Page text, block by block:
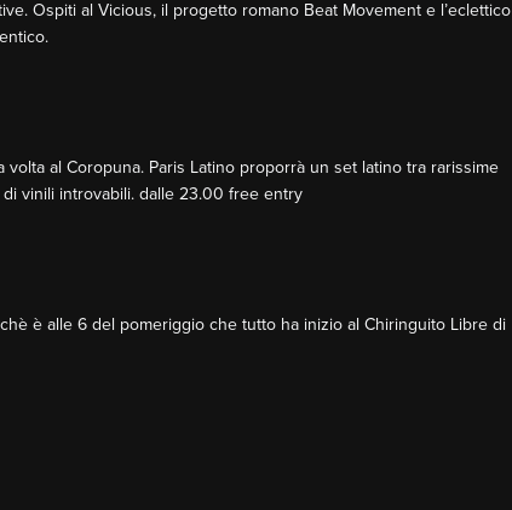
Ospiti al Vicious, il progetto romano Beat Movement e l’eclettico
al Coropuna. Paris Latino proporrà un set latino tra rarissime
vinili introvabili. dalle 23.00 free entry
è alle 6 del pomeriggio che tutto ha inizio al Chiringuito Libre di